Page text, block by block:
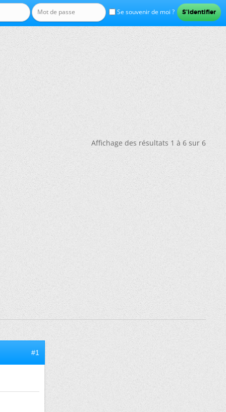
Se souvenir de moi ?
Affichage des résultats 1 à 6 sur 6
#1